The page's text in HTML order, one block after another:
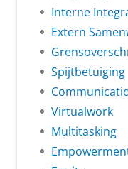
Interne
Extern
Spijtbetuiging
Virtualwork
Multitasking